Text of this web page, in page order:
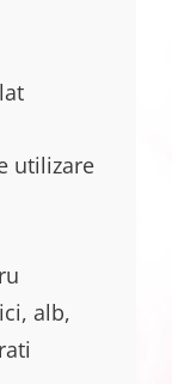
utilizare
alb,